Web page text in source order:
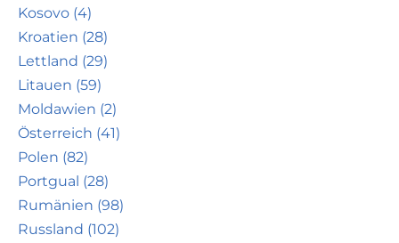
Kosovo (4)
Kroatien (28)
Lettland (29)
Litauen (59)
Moldawien (2)
Österreich (41)
Polen (82)
Portgual (28)
Rumänien (98)
Russland (102)